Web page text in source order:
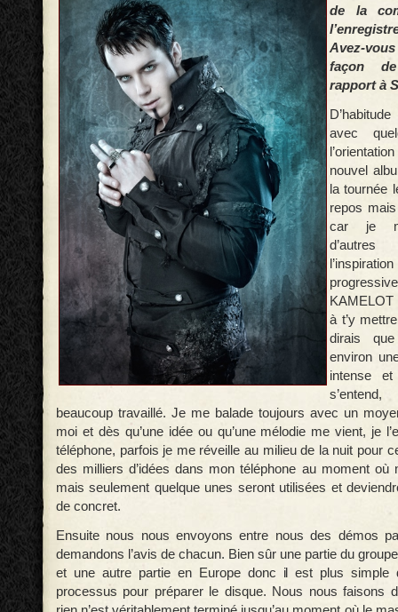
de la
Avez-
façon
rapport à
avec
nouvel
la tournée
repos
car je
d’autres
à t’y
dirais
environ
intense
beaucoup travaillé. Je me balade toujours avec un
moi et dès qu’une idée ou qu’une mélodie me vient, je
téléphone, parfois je me réveille au milieu de la nuit pour
des milliers d’idées dans mon téléphone au moment où
mais seulement quelque unes seront utilisées et
de concret.
Ensuite nous nous envoyons entre nous des démos
demandons l’avis de chacun. Bien sûr une partie du
et une autre partie en Europe donc il est plus simple
processus pour préparer le disque. Nous nous faisons